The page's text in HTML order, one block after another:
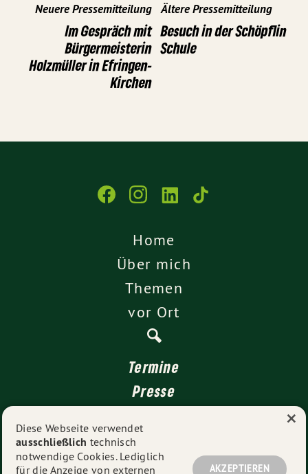
Neuere Pressemitteilung
Im Gespräch mit
Bürgermeisterin
Holzmüller in Efringen-
Kirchen
Ältere Pressemitteilung
Besuch in der Schöpflin
Schule
Home
Über mich
Themen
vor Ort
Termine
Presse
Impressum
Datenschutz
Diese Webseite verwendet
ausschließlich technisch
notwendige Cookies. Lediglich
für die Anzeige von externen
AKZEPTIEREN
×